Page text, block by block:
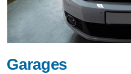
Garages